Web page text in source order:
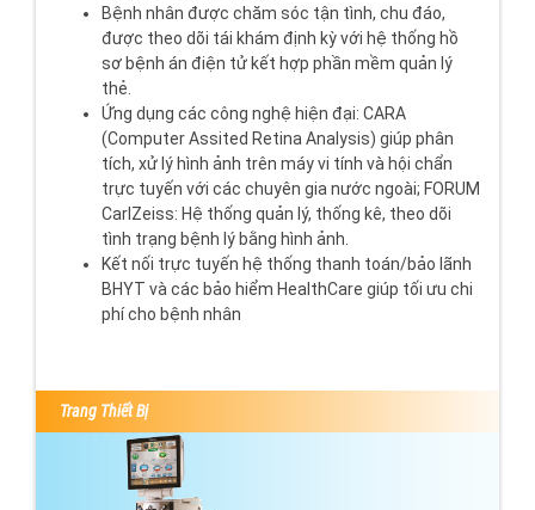
Bệnh nhân được chăm sóc tận tình, chu đáo,
được theo dõi tái khám định kỳ với hệ thống hồ
sơ bệnh án điện tử kết hợp phần mềm quản lý
thẻ.
Ứng dụng các công nghệ hiện đại: CARA
(Computer Assited Retina Analysis) giúp phân
tích, xử lý hình ảnh trên máy vi tính và hội chẩn
trực tuyến với các chuyên gia nước ngoài; FORUM
CarlZeiss: Hệ thống quản lý, thống kê, theo dõi
tình trạng bệnh lý bằng hình ảnh.
Kết nối trực tuyến hệ thống thanh toán/bảo lãnh
BHYT và các bảo hiểm HealthCare giúp tối ưu chi
phí cho bệnh nhân
Trang Thiết Bị